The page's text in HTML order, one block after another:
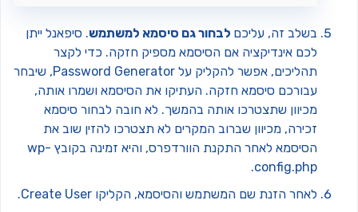
בשלב זה, עליכםלבחור גם סיסמא למשתמש. סיפאנל ייתן
לכם אינדיקציה אם הסיסמא מספיק חזקה. כדי לקצר
תהליכים, אפשר להקליק על Password Generator, שיבחר
עבורכם סיסמא חזקה. העתיקו את הסיסמא ושמרו אותה,
מכיוון שתצטרכו אותה בהמשך. לא חובה לבחור סיסמא
זכירה, מכיוון שברוב המקרים לא תצטרכו להזין שוב את
הסיסמא לאחר התקנת הוורדפרס, והיא זמינה בקובץ wp-
config.php.
לאחר הזנת שם המשתמש והסיסמא, הקליקו Create User.